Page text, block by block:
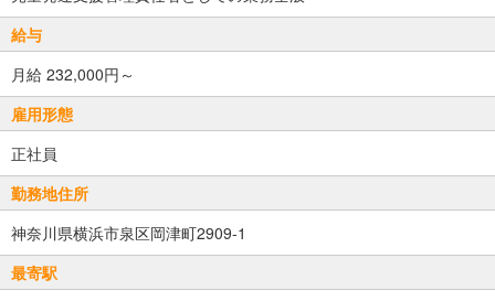
給与
月給 232,000円～
雇用形態
正社員
勤務地住所
神奈川県横浜市泉区岡津町2909-1
最寄駅